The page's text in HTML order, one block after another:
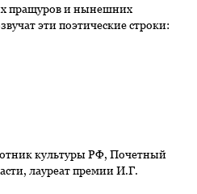
пращуров и нынешних
эти поэтические строки:
культуры РФ, Почетный
лауреат премии И.Г.